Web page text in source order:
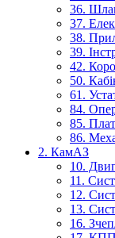
36.
37.
38.
39.
42.
50.
61.
84.
85.
86.
2. КамАЗ
10.
11.
12.
13.
16.